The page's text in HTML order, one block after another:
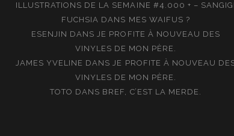
ILLUSTRATIONS DE LA SEMAINE #4.000 + – SANGIGI
FUCHSIA DANS MES WAIFUS ?
ESENJIN DANSJE PROFITE À NOUVEAU DES
VINYLES DE MON PÈRE.
JAMES YVELINE DANSJE PROFITE À NOUVEAU
VINYLES DE MON PÈRE.
TOTO DANS BREF, C’EST LA MERDE.